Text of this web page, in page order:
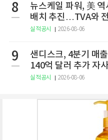
8
뉴스케일 파워, 美 역
배치 추진…TVA와
실적공시 2026-08-06
9
샌디스크, 4분기 매
140억 달러 추가 자
실적공시 2026-08-06